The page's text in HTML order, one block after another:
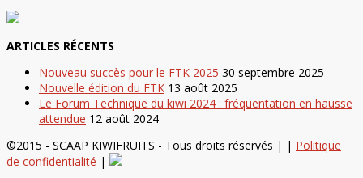
ARTICLES RÉCENTS
Nouveau succès pour le FTK 2025 30 septembre 2025
Nouvelle édition du FTK 13 août 2025
Le Forum Technique du kiwi 2024 : fréquentation en hausse
attendue 12 août 2024
©2015 - SCAAP KIWIFRUITS - Tous droits réservés | | Politique
de confidentialité |